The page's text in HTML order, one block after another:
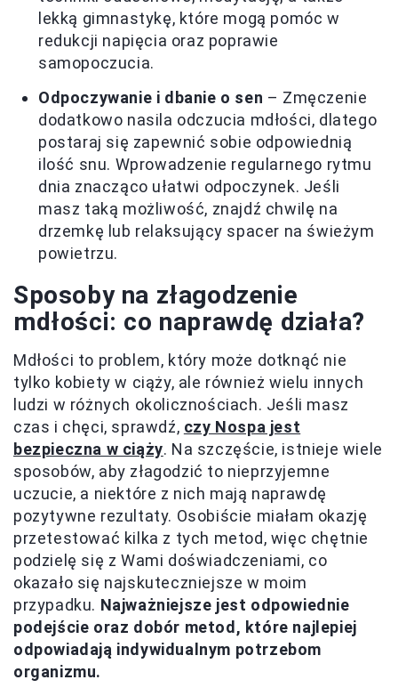
lekką gimnastykę, które mogą pomóc w
redukcji napięcia oraz poprawie
samopoczucia.
Odpoczywanie i dbanie o sen – Zmęczenie
dodatkowo nasila odczucia mdłości, dlatego
postaraj się zapewnić sobie odpowiednią
ilość snu. Wprowadzenie regularnego rytmu
dnia znacząco ułatwi odpoczynek. Jeśli
masz taką możliwość, znajdź chwilę na
drzemkę lub relaksujący spacer na świeżym
powietrzu.
Sposoby na złagodzenie
mdłości: co naprawdę działa?
Mdłości to problem, który może dotknąć nie
tylko kobiety w ciąży, ale również wielu innych
ludzi w różnych okolicznościach. Jeśli masz
czas i chęci, sprawdź, czy Nospa jest
bezpieczna w ciąży. Na szczęście, istnieje wiele
sposobów, aby złagodzić to nieprzyjemne
uczucie, a niektóre z nich mają naprawdę
pozytywne rezultaty. Osobiście miałam okazję
przetestować kilka z tych metod, więc chętnie
podzielę się z Wami doświadczeniami, co
okazało się najskuteczniejsze w moim
przypadku. Najważniejsze jest odpowiednie
podejście oraz dobór metod, które najlepiej
odpowiadają indywidualnym potrzebom
organizmu.